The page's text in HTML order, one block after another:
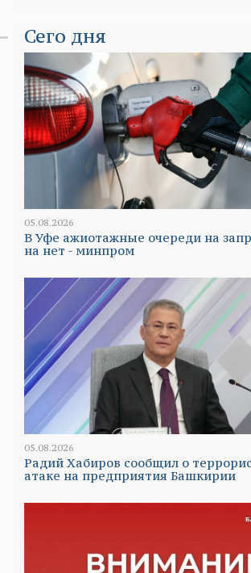
Сего дня
05.08.2026
В Уфе ажиотажные очереди на
на нет - минпром
05.08.2026
Радий Хабиров сообщил о
атаке на предприятия Башкирии